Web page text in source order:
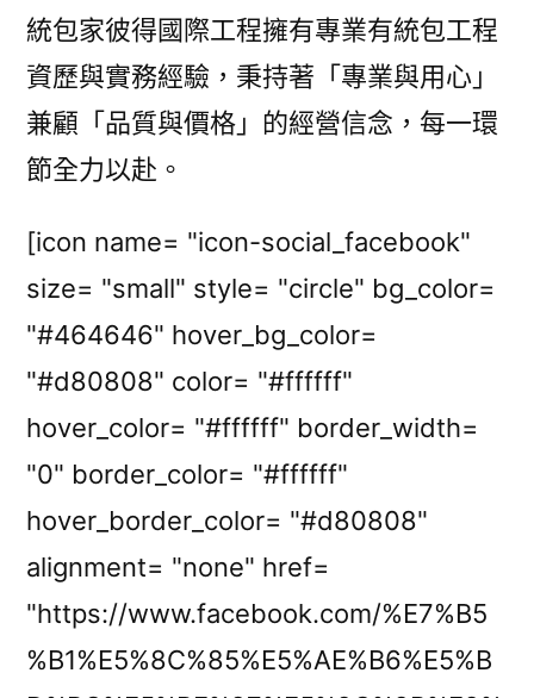
統包家彼得國際工程擁有專業有統包工程
資歷與實務經驗，秉持著「專業與用心」
兼顧「品質與價格」的經營信念，每一環
節全力以赴。
[icon name= "icon-social_facebook"
size= "small" style= "circle" bg_color=
"#464646" hover_bg_color=
"#d80808" color= "#ffffff"
hover_color= "#ffffff" border_width=
"0" border_color= "#ffffff"
hover_border_color= "#d80808"
alignment= "none" href=
"https://www.facebook.com/%E7%B5
%B1%E5%8C%85%E5%AE%B6%E5%B